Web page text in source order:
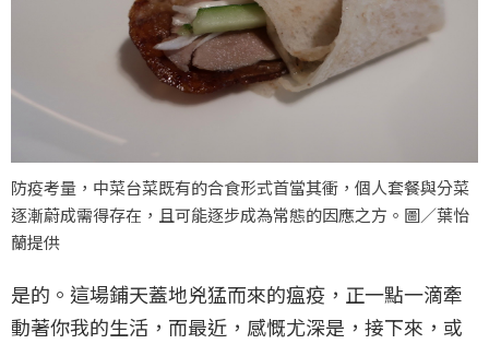
防疫考量，中菜台菜既有的合食形式首當其衝，個人套餐與分菜
逐漸蔚成需得存在，且可能逐步成為常態的因應之方。圖／葉怡
蘭提供
是的。這場鋪天蓋地兇猛而來的瘟疫，正一點一滴牽
動著你我的生活，而最近，感慨尤深是，接下來，或